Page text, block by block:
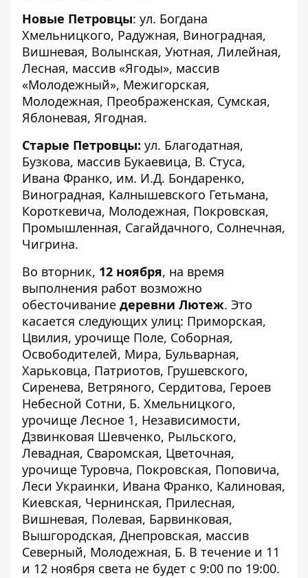
Новые Петровцы: ул. Богдана
Хмельницкого, Радужная, Виноградная,
Вишневая, Волынская, Уютная, Лилейная,
Лесная, массив «Ягоды», массив
«Молодежный», Межигорская,
Молодежная, Преображенская, Сумская,
Яблоневая, Ягодная.
Старые Петровцы: ул. Благодатная,
Бузкова, массив Букаевица, В. Стуса,
Ивана Франко, им. И.Д. Бондаренко,
Виноградная, Калнышевского Гетьмана,
Короткевича, Молодежная, Покровская,
Промышленная, Сагайдачного, Солнечная,
Чигрина.
Во вторник, 12 ноября, на время
выполнения работ возможно
обесточивание деревни Лютеж. Это
касается следующих улиц: Приморская,
Цвилия, урочище Поле, Соборная,
Освободителей, Мира, Бульварная,
Харьковца, Патриотов, Грушевского,
Сиренева, Ветряного, Сердитова, Героев
Небесной Сотни, Б. Хмельницкого,
урочище Лесное 1, Независимости,
Дзвинковая Шевченко, Рыльского,
Левадная, Сваромская, Цветочная,
урочище Туровча, Покровская, Поповича,
Леси Украинки, Ивана Франко, Калиновая,
Киевская, Чернинская, Прилесная,
Вишневая, Полевая, Барвинковая,
Вышгородская, Днепровская, массив
Северный, Молодежная, Б. В течение и 11
и 12 ноября света не будет с 9:00 по 19:00.